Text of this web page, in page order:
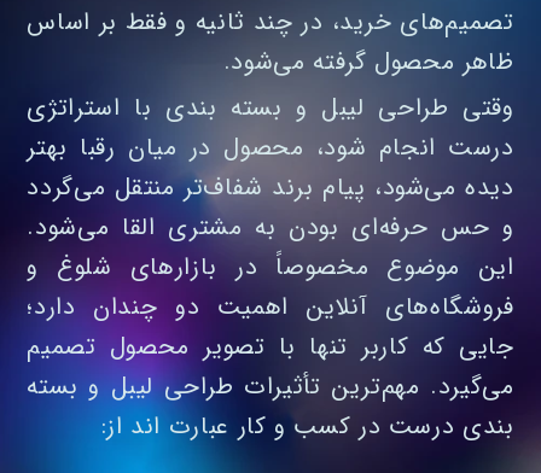
تصمیم‌های خرید، در چند ثانیه و فقط بر اساس
ظاهر محصول گرفته می‌شود.
وقتی طراحی لیبل و بسته بندی با استراتژی
درست انجام شود، محصول در میان رقبا بهتر
دیده می‌شود، پیام برند شفاف‌تر منتقل می‌گردد
و حس حرفه‌ای بودن به مشتری القا می‌شود.
این موضوع مخصوصاً در بازارهای شلوغ و
فروشگاه‌های آنلاین اهمیت دو چندان دارد؛
جایی که کاربر تنها با تصویر محصول تصمیم
می‌گیرد. مهم‌ترین تأثیرات طراحی لیبل و بسته
بندی درست در کسب‌ و کار عبارت اند از: